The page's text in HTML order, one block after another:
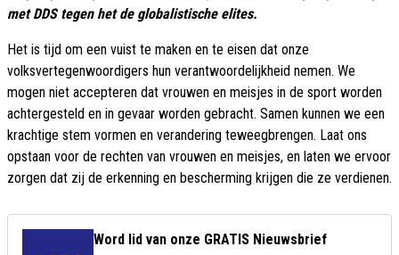
met DDS tegen het de globalistische elites.
Het is tijd om een vuist te maken en te eisen dat onze
volksvertegenwoordigers hun verantwoordelijkheid nemen. We
mogen niet accepteren dat vrouwen en meisjes in de sport worden
achtergesteld en in gevaar worden gebracht. Samen kunnen we een
krachtige stem vormen en verandering teweegbrengen. Laat ons
opstaan voor de rechten van vrouwen en meisjes, en laten we ervoor
zorgen dat zij de erkenning en bescherming krijgen die ze verdienen.
Word lid van onze GRATIS Nieuwsbrief